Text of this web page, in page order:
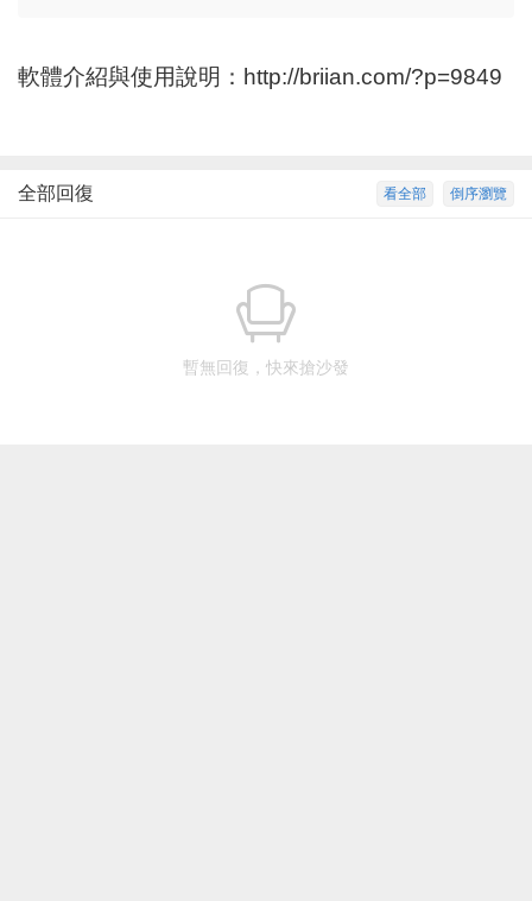
軟體介紹與使用說明： http://briian.com/?p=9849
倒序瀏覽
看全部
全部回復
暫無回復，快來搶沙發